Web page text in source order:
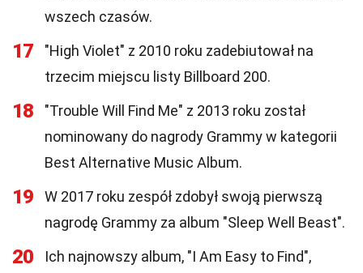
wszech czasów.
17
"High Violet" z 2010 roku zadebiutował na
trzecim miejscu listy Billboard 200.
18
"Trouble Will Find Me" z 2013 roku został
nominowany do nagrody Grammy w kategorii
Best Alternative Music Album.
19
W 2017 roku zespół zdobył swoją pierwszą
nagrodę Grammy za album "Sleep Well Beast".
20
Ich najnowszy album, "I Am Easy to Find",